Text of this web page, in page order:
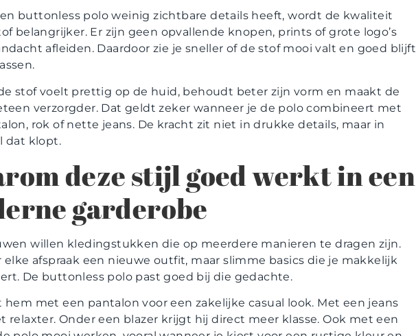
buttonless polo weinig zichtbare details heeft, wordt de kwaliteit
belangrijker. Er zijn geen opvallende knopen, prints of grote logo’s
afleiden. Daardoor zie je sneller of de stof mooi valt en goed blijft
stof voelt prettig op de huid, behoudt beter zijn vorm en maakt de
verzorgder. Dat geldt zeker wanneer je de polo combineert met
rok of nette jeans. De kracht zit niet in drukke details, maar in
dat klopt.
deze stijl goed werkt in een
garderobe
willen kledingstukken die op meerdere manieren te dragen zijn.
elke afspraak een nieuwe outfit, maar slimme basics die je makkelijk
De buttonless polo past goed bij die gedachte.
hem met een pantalon voor een zakelijke casual look. Met een jeans
relaxter. Onder een blazer krijgt hij direct meer klasse. Ook met een